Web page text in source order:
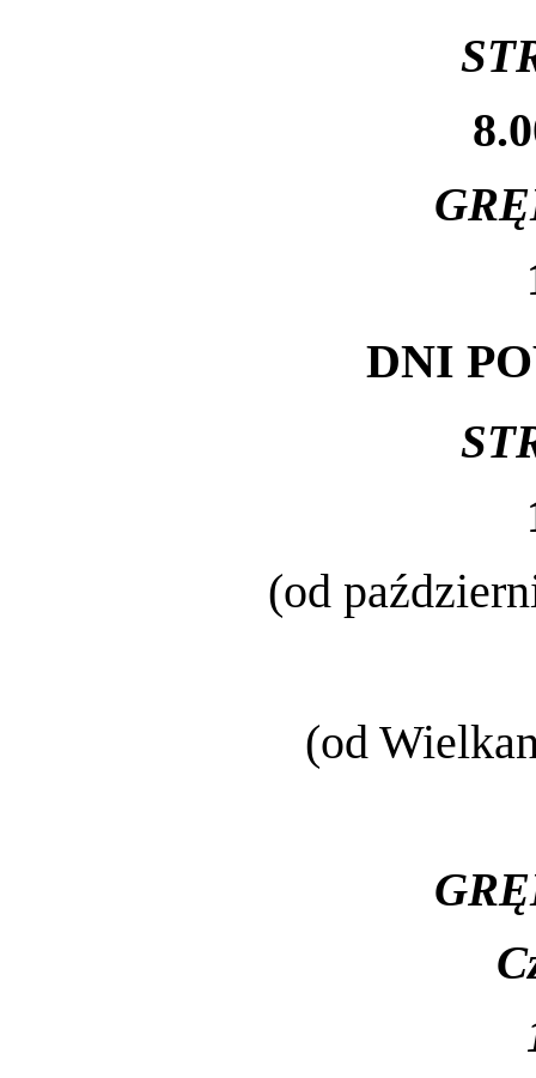
DNI
(od
(od